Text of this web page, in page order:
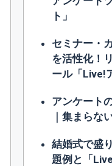
ト」
セミナー・
を活性化！
ール「Live!
アンケート
｜集まらな
結婚式で盛
題例と「